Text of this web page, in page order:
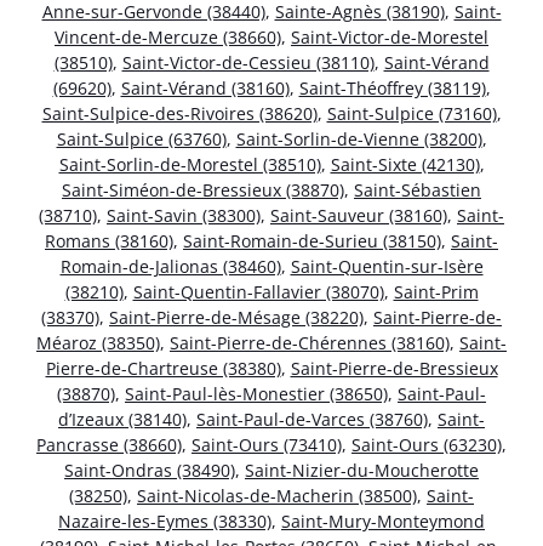
Anne-sur-Gervonde (38440), Sainte-Agnès (38190), Saint-
Vincent-de-Mercuze (38660), Saint-Victor-de-Morestel
(38510), Saint-Victor-de-Cessieu (38110), Saint-Vérand
(69620), Saint-Vérand (38160), Saint-Théoffrey (38119),
Saint-Sulpice-des-Rivoires (38620), Saint-Sulpice (73160),
Saint-Sulpice (63760), Saint-Sorlin-de-Vienne (38200),
Saint-Sorlin-de-Morestel (38510), Saint-Sixte (42130),
Saint-Siméon-de-Bressieux (38870), Saint-Sébastien
(38710), Saint-Savin (38300), Saint-Sauveur (38160), Saint-
Romans (38160), Saint-Romain-de-Surieu (38150), Saint-
Romain-de-Jalionas (38460), Saint-Quentin-sur-Isère
(38210), Saint-Quentin-Fallavier (38070), Saint-Prim
(38370), Saint-Pierre-de-Mésage (38220), Saint-Pierre-de-
Méaroz (38350), Saint-Pierre-de-Chérennes (38160), Saint-
Pierre-de-Chartreuse (38380), Saint-Pierre-de-Bressieux
(38870), Saint-Paul-lès-Monestier (38650), Saint-Paul-
d’Izeaux (38140), Saint-Paul-de-Varces (38760), Saint-
Pancrasse (38660), Saint-Ours (73410), Saint-Ours (63230),
Saint-Ondras (38490), Saint-Nizier-du-Moucherotte
(38250), Saint-Nicolas-de-Macherin (38500), Saint-
Nazaire-les-Eymes (38330), Saint-Mury-Monteymond